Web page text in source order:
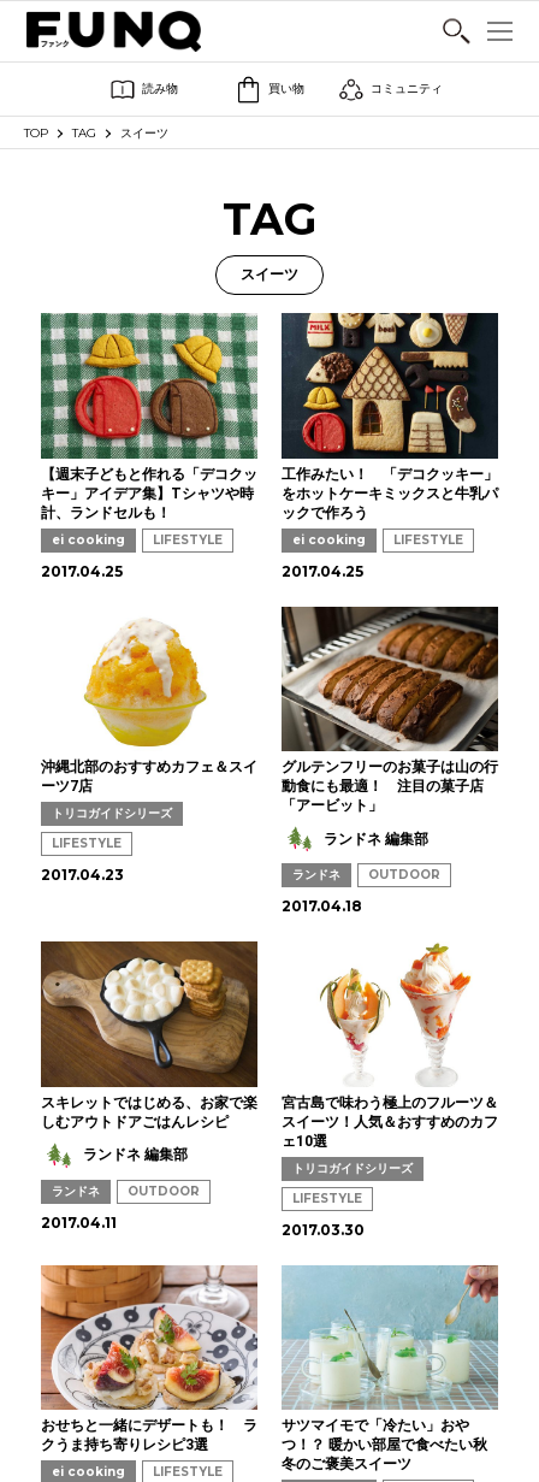
SHARE
読み物 買い物 コミュニティ
TOP TAG スイーツ
TAG
スイーツ
【週末子どもと作れる「デコクッ
キー」アイデア集】Tシャツや時
計、ランドセルも！
ei cooking LIFESTYLE
2017.04.25
工作みたい！ 「デコクッキー」
をホットケーキミックスと牛乳パ
ックで作ろう
ei cooking LIFESTYLE
2017.04.25
沖縄北部のおすすめカフェ＆スイ
ーツ7店
トリコガイドシリーズ
LIFESTYLE
2017.04.23
グルテンフリーのお菓子は山の行
動食にも最適！ 注目の菓子店
「アービット」
ランドネ 編集部
ランドネ OUTDOOR
2017.04.18
スキレットではじめる、お家で楽
しむアウトドアごはんレシピ
ランドネ 編集部
ランドネ OUTDOOR
2017.04.11
宮古島で味わう極上のフルーツ＆
スイーツ！人気＆おすすめのカフ
ェ10選
トリコガイドシリーズ
LIFESTYLE
2017.03.30
おせちと一緒にデザートも！ ラ
クうま持ち寄りレシピ3選
ei cooking LIFESTYLE
サツマイモで「冷たい」おや
つ！？ 暖かい部屋で食べたい秋
冬のご褒美スイーツ